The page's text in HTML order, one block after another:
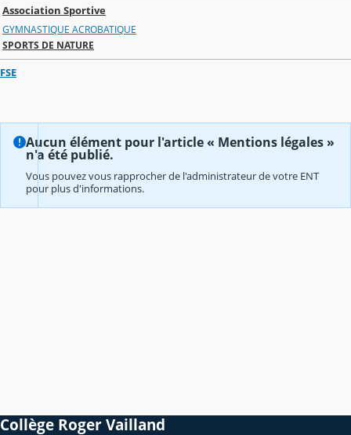
Association Sportive
GYMNASTIQUE ACROBATIQUE
SPORTS DE NATURE
FSE
Aucun élément pour l'article « Mentions légales »
n'a été publié.
Vous pouvez vous rapprocher de l'administrateur de votre ENT
pour plus d'informations.
Collège Roger Vailland